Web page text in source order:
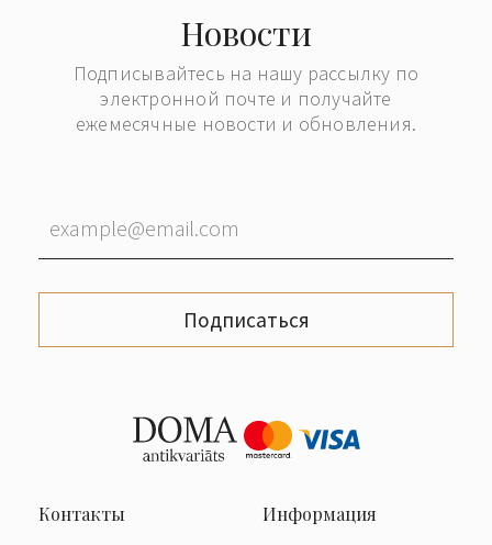
Новости
Подписывайтесь на нашу рассылку по
электронной почте и получайте
ежемесячные новости и обновления.
Подписаться